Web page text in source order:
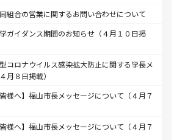
組合の営業に関するお問い合わせについて
ガイダンス期間のお知らせ（４月１０日掲
コロナウイルス感染拡大防止に関する学長メ
月８日掲載）
様へ】福山市長メッセージについて（４月７
様へ】福山市長メッセージについて（４月７